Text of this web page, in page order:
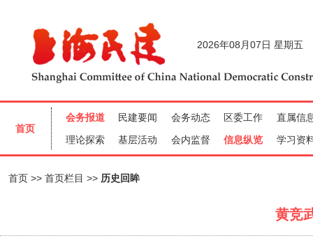
首页 首页栏目 历史回眸
黄竞